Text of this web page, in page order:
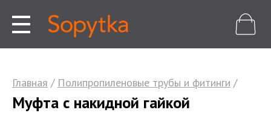
Главная / Полипропиленовые трубы и фитинги /
Муфта с накидной гайкой